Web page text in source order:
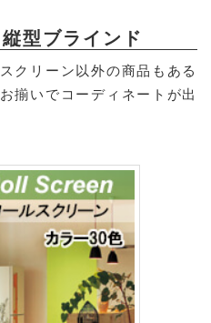
型ブラインド
クリーン以外の商品もある
揃いでコーディネートが出